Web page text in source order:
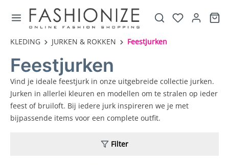
KLEDING JURKEN & ROKKEN Feestjurken
Feestjurken
Vind je ideale feestjurk in onze uitgebreide collectie jurken.
Jurken in allerlei kleuren en modellen om te stralen op ieder
feest of bruiloft. Bij iedere jurk inspireren we je met
bijpassende items voor een complete outfit.
Filter